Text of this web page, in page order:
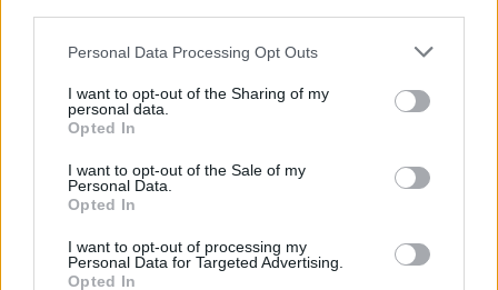
Please note that this website/app uses one or more Google
not limited to your visit or usage behaviour. You may click to
grant or deny consent to Google and its third-party tags to
use your data for below specified purposes in below Google
consent section.
Personal Data Processing Opt Outs
I want to opt-out of the Sharing of my
personal data.
Opted In
I want to opt-out of the Sale of my
Personal Data.
Opted In
I want to opt-out of processing my
Personal Data for Targeted Advertising.
Opted In
La questione dell’acconto: più severa nella pratica
Secondo la comunicazione del governo, i mutuatari possono
Tuttavia, nella pratica, le regole della Banca Nazionale
Ungherese (MNB) sono più severe. Attualmente,
solo i mutuatari di età inferiore ai 41 anni, che
acquistano/costruiscono una casa ad alta efficienza energetica,
si qualificano per il 10% minimo.